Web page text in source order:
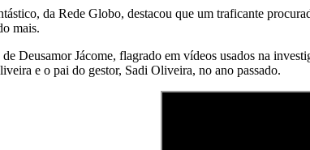
da Rede Globo, destacou que um traficante
mais.
de Deusamor Jácome, flagrado em vídeos usados na
e o pai do gestor, Sadi Oliveira, no ano passado.